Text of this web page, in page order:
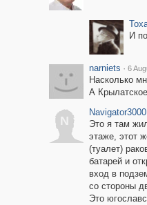
И
narniets · 6
Насколько
А
N
Navigator3000
Это я там
этаже, этот
(туалет)
батарей и
вход в
со стороны
Это